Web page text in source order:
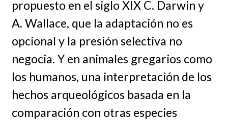
propuesto en el siglo XIX C. Darwin y
A. Wallace, que la adaptación no es
opcional y la presión selectiva no
negocia. Y en animales gregarios como
los humanos, una interpretación de los
hechos arqueológicos basada en la
comparación con otras especies